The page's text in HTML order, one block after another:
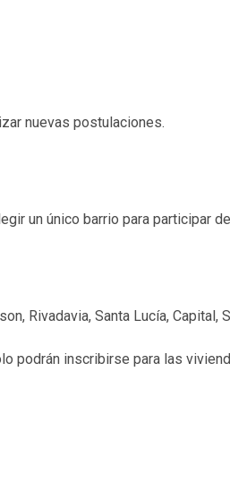
nuevas postulaciones.
un único barrio para participar
Rivadavia, Santa Lucía, Capital,
podrán inscribirse para las